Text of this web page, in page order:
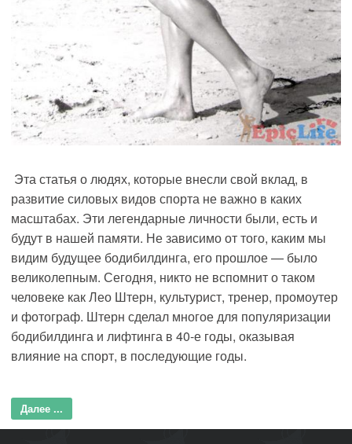
Эта статья о людях, которые внесли свой вклад, в
развитие силовых видов спорта не важно в каких
масштабах. Эти легендарные личности были, есть и
будут в нашей памяти. Не зависимо от того, каким мы
видим будущее бодибилдинга, его прошлое — было
великолепным. Сегодня, никто не вспомнит о таком
человеке как Лео Штерн, культурист, тренер, промоутер
и фотограф. Штерн сделал многое для популяризации
бодибилдинга и лифтинга в 40-е годы, оказывая
влияние на спорт, в последующие годы.
Далее ...